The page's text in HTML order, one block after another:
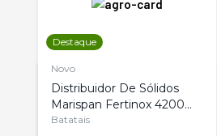
Destaque
Novo
Distribuidor De Sólidos
Marispan Fertinox 4200
Citrus
Batatais